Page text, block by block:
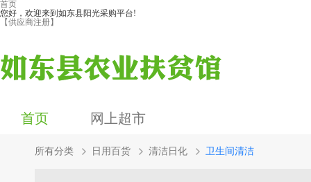
首页
您好，欢迎来到如东县阳光采购平台!
【供应商注册】
首页 网上超市
所有分类 日用百货 清洁日化 卫生间清洁